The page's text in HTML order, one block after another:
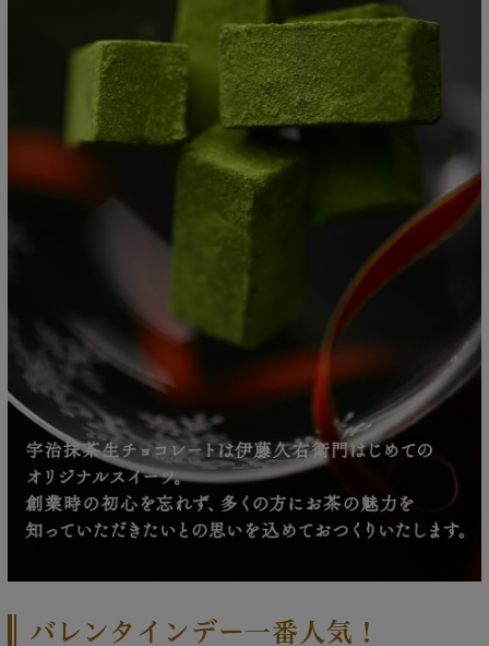
バレンタインデー一番人気！